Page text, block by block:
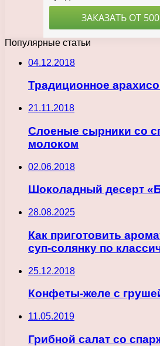
Популярные статьи
04.12.2018
Традиционное
21.11.2018
Слоеные сырники со
молоком
02.06.2018
Шоколадный десерт
28.08.2025
Как приготовить
суп-солянку по
25.12.2018
Конфеты-желе с
11.05.2019
Грибной салат со